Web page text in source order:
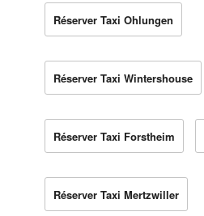
Réserver Taxi Ohlungen
Réserver Taxi Wintershouse
Réserver Taxi Forstheim
Réserver Taxi Mertzwiller